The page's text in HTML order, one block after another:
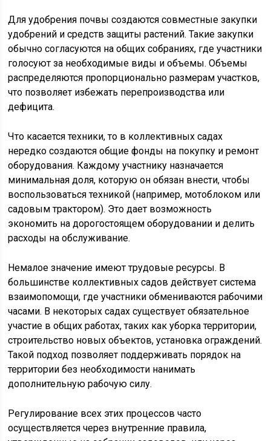
Для удобрения почвы создаются совместные закупки
удобрений и средств защиты растений. Такие закупки
обычно согласуются на общих собраниях, где участники
голосуют за необходимые виды и объемы. Объемы
распределяются пропорционально размерам участков,
что позволяет избежать перепроизводства или
дефицита.
Что касается техники, то в коллективных садах
нередко создаются общие фонды на покупку и ремонт
оборудования. Каждому участнику назначается
минимальная доля, которую он обязан внести, чтобы
воспользоваться техникой (например, мотоблоком или
садовым трактором). Это дает возможность
экономить на дорогостоящем оборудовании и делить
расходы на обслуживание.
Немалое значение имеют трудовые ресурсы. В
большинстве коллективных садов действует система
взаимопомощи, где участники обмениваются рабочими
часами. В некоторых садах существует обязательное
участие в общих работах, таких как уборка территории,
строительство новых объектов, установка ограждений.
Такой подход позволяет поддерживать порядок на
территории без необходимости нанимать
дополнительную рабочую силу.
Регулирование всех этих процессов часто
осуществляется через внутренние правила,